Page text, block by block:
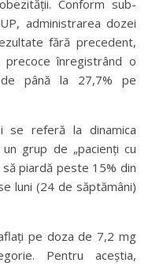
Conform sub-
administrarea dozei
fără precedent,
precoce înregistrând o
până la 27,7% pe
se referă la dinamica
grup de „pacienți cu
piardă peste 15% din
luni (24 de săptămâni)
pe doza de 7,2 mg
Pentru aceștia,